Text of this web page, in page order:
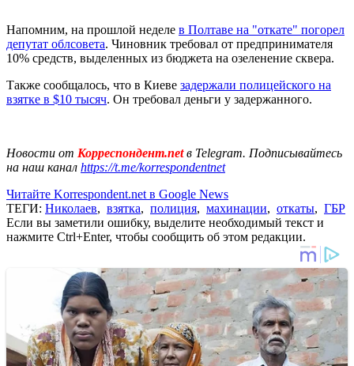
Напомним, на прошлой неделе в Полтаве на "откате" погорел
депутат облсовета. Чиновник требовал от предпринимателя
10% средств, выделенных из бюджета на озеленение сквера.
Также сообщалось, что в Киеве задержали полицейского на
взятке в $10 тысяч. Он требовал деньги у задержанного.
Новости от Корреспондент.netв Telegram. Подписывайтесь
на наш канал https://t.me/korrespondentnet
Читайте Korrespondent.net в Google News
ТЕГИ: Николаев, взятка, полиция, махинации, откаты, ГБР
Если вы заметили ошибку, выделите необходимый текст и
нажмите Ctrl+Enter, чтобы сообщить об этом редакции.